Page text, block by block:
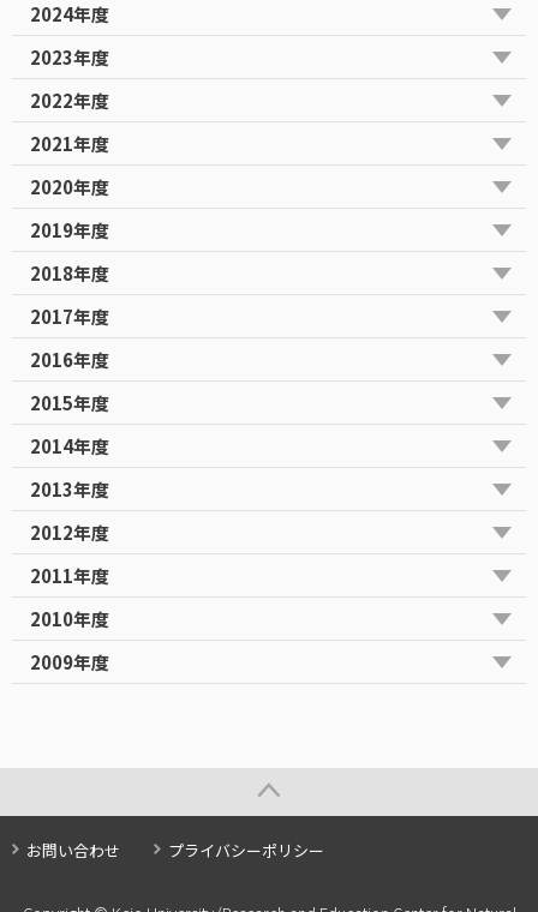
2024年度
2023年度
2022年度
2021年度
2020年度
2019年度
2018年度
2017年度
2016年度
2015年度
2014年度
2013年度
2012年度
2011年度
2010年度
2009年度
お問い合わせ プライバシーポリシー